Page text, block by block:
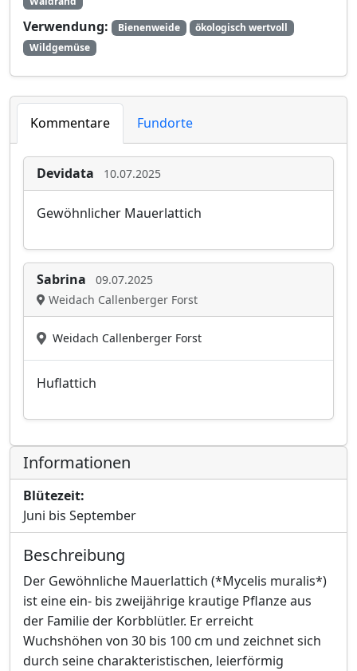
Verwendung: Bienenweide
ökologisch wertvoll
Wildgemüse
Kommentare Fundorte
Devidata 10.07.2025
Gewöhnlicher Mauerlattich
Sabrina
09.07.2025
Weidach Callenberger Forst
Weidach Callenberger Forst
Huflattich
Informationen
Blütezeit:
Juni bis September
Beschreibung
Der Gewöhnliche Mauerlattich (*Mycelis muralis*)
ist eine ein- bis zweijährige krautige Pflanze aus
der Familie der Korbblütler. Er erreicht
Wuchshöhen von 30 bis 100 cm und zeichnet sich
durch seine charakteristischen, leierförmig